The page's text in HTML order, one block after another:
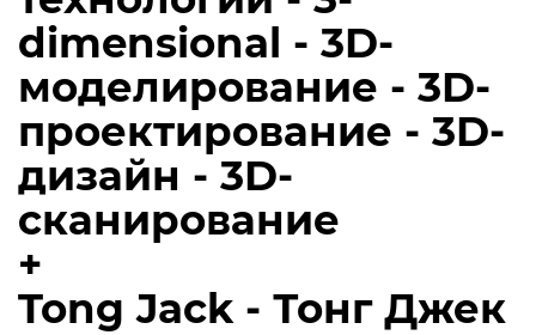
dimensional - 3D-
моделирование - 3D-
проектирование - 3D-
дизайн - 3D-
сканирование
+
Tong Jack - Тонг Джек